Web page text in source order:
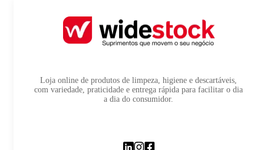
Loja online de produtos de limpeza, higiene e descartáveis,
com variedade, praticidade e entrega rápida para facilitar o dia
a dia do consumidor.